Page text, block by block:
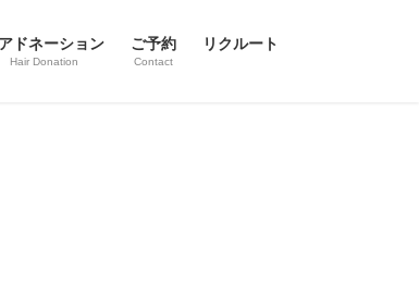
ドネーション
Hair Donation
ご予約
Contact
リクルート